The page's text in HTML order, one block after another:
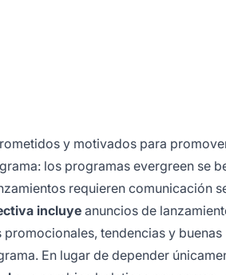
y motivados para
los programas evergreen se
requieren comunicación
incluyeanuncios de
tendencias y buenas
En lugar de depender